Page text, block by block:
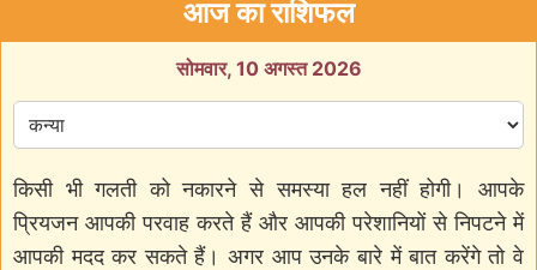
आज का राशिफल
सोमवार, 10 अगस्त 2026
किसी भी गलती को नकारने से समस्या हल नहीं होगी। आपके
प्रियजन आपकी परवाह करते हैं और आपकी परेशानियों से निपटने में
आपकी मदद कर सकते हैं। अगर आप उनके बारे में बात करेंगे तो वे